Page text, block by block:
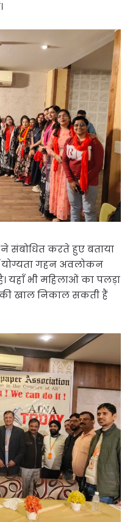
ने संबोधित करते हुए बताया
योग्यता गहन अवलोकन
यहाँ भी महिलाओं का पलड़ा
की खाल निकाल सकती हैं